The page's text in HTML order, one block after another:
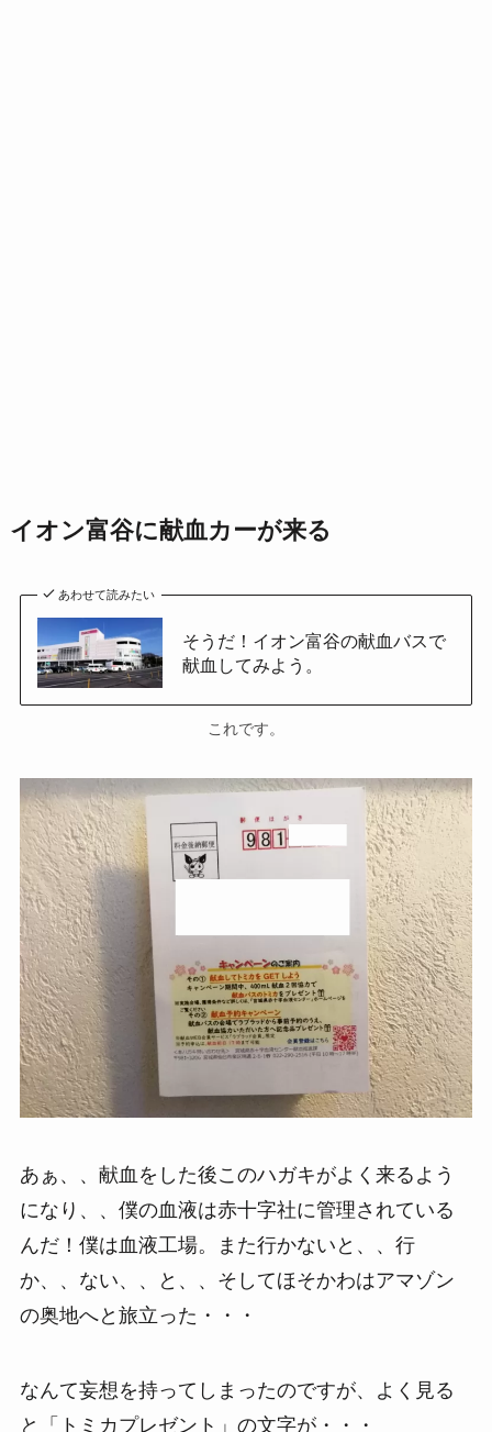
イオン富谷に献血カーが来る
あわせて読みたい
そうだ！イオン富谷の献血バスで
献血してみよう。
これです。
あぁ、、献血をした後このハガキがよく来るよう
になり、、僕の血液は赤十字社に管理されている
んだ！僕は血液工場。また行かないと、、行
か、、ない、、と、、そしてほそかわはアマゾン
の奥地へと旅立った・・・
なんて妄想を持ってしまったのですが、よく見る
と「トミカプレゼント」の文字が・・・